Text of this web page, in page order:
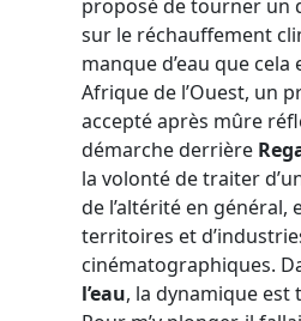
proposé de tourner un
sur le réchauffement
manque d’eau que
Afrique de l’Ouest, un
accepté après mûre
démarche derrière
la volonté de traiter
de l’altérité en général,
territoires et
cinématographiques.
l’eau, la dynamique est